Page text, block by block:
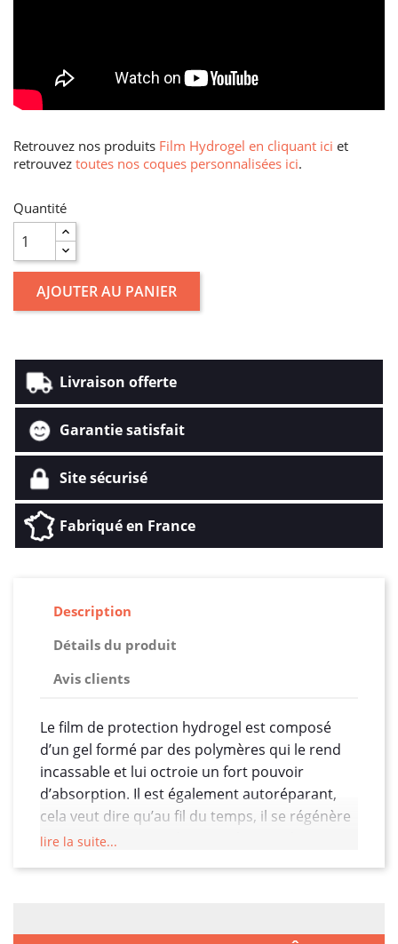
Retrouvez nos produits Film Hydrogel en cliquant ici et
retrouvez toutes nos coques personnalisées ici.
Quantité
AJOUTER AU PANIER
Livraison offerte
Garantie satisfait
Site sécurisé
Fabriqué en France
Description
Détails du produit
Avis clients
Le film de protection hydrogel est composé
d’un gel formé par des polymères qui le rend
incassable et lui octroie un fort pouvoir
d’absorption. Il est également autoréparant,
cela veut dire qu’au fil du temps, il se régénère
pour retrouver son état initial. Dites donc
lire la suite...